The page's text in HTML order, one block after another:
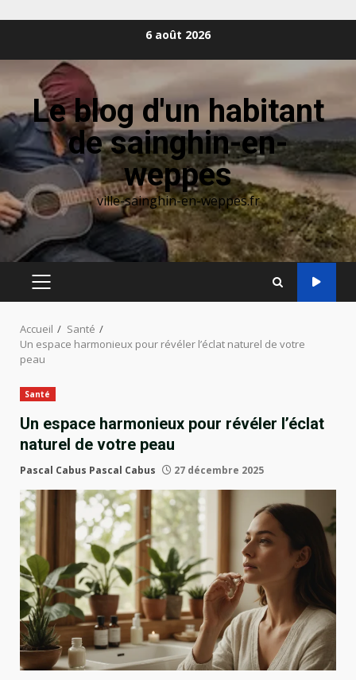
6 août 2026
Le blog d'un habitant
de sainghin-en-
weppes
ville-sainghin-en-weppes.fr
MENU
Accueil
Santé
Un espace harmonieux pour révéler l’éclat naturel de votre
peau
Santé
Un espace harmonieux pour révéler l’éclat
naturel de votre peau
Pascal Cabus Pascal Cabus 27 décembre 2025